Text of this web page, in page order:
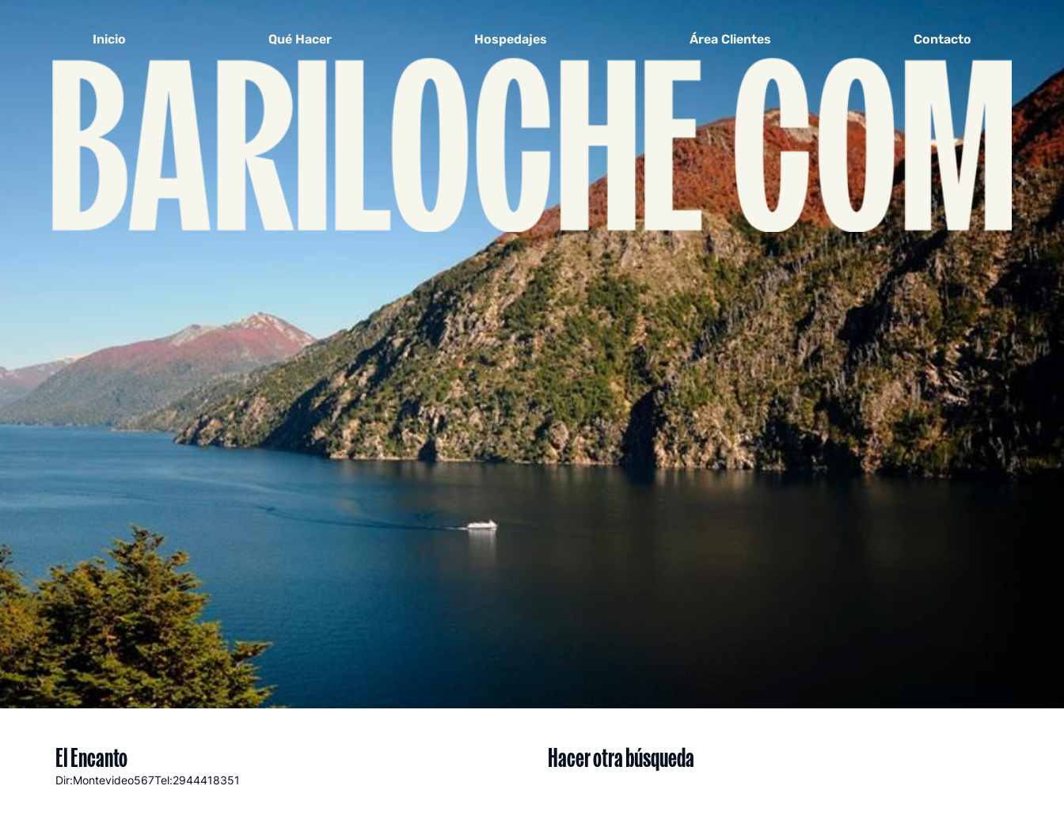
Inicio Qué Hacer Hospedajes Área Clientes Contacto
El Encanto
Dir:Montevideo567Tel:2944418351
Hacer otra búsqueda